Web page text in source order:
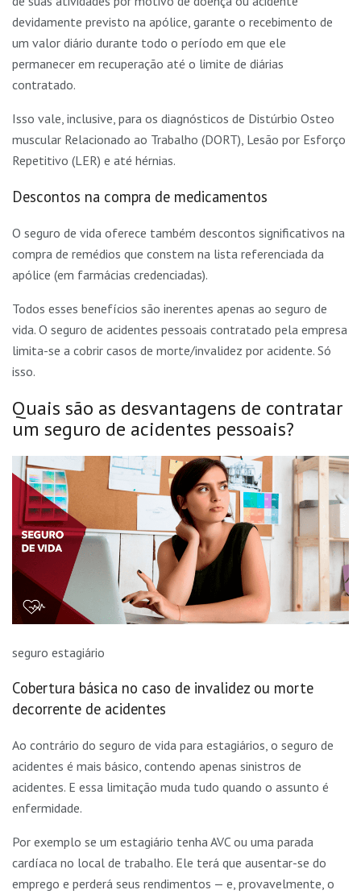
devidamente previsto na apólice, garante o recebimento de
um valor diário durante todo o período em que ele
permanecer em recuperação até o limite de diárias
contratado.
Isso vale, inclusive, para os diagnósticos de Distúrbio Osteo
muscular Relacionado ao Trabalho (DORT), Lesão por Esforço
Repetitivo (LER) e até hérnias.
Descontos na compra de medicamentos
O seguro de vida oferece também descontos significativos na
compra de remédios que constem na lista referenciada da
apólice (em farmácias credenciadas).
Todos esses benefícios são inerentes apenas ao seguro de
vida. O seguro de acidentes pessoais contratado pela empresa
limita-se a cobrir casos de morte/invalidez por acidente. Só
isso.
Quais são as desvantagens de contratar
um seguro de acidentes pessoais?
seguro estagiário
Cobertura básica no caso de invalidez ou morte
decorrente de acidentes
Ao contrário do seguro de vida para estagiários, o seguro de
acidentes é mais básico, contendo apenas sinistros de
acidentes. E essa limitação muda tudo quando o assunto é
enfermidade.
Por exemplo se um estagiário tenha AVC ou uma parada
cardíaca no local de trabalho. Ele terá que ausentar-se do
emprego e perderá seus rendimentos — e, provavelmente, o